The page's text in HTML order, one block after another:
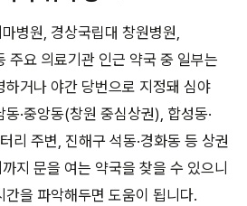
병원, 경상국립대 창원병원,
주요 의료기관 인근 약국 중 일부는
거나 야간 당번으로 지정돼 심야
·중앙동(창원 중심상권), 합성동·
리 주변, 진해구 석동·경화동 등 상권
지 문을 여는 약국을 찾을 수 있으니
간을 파악해두면 도움이 됩니다.